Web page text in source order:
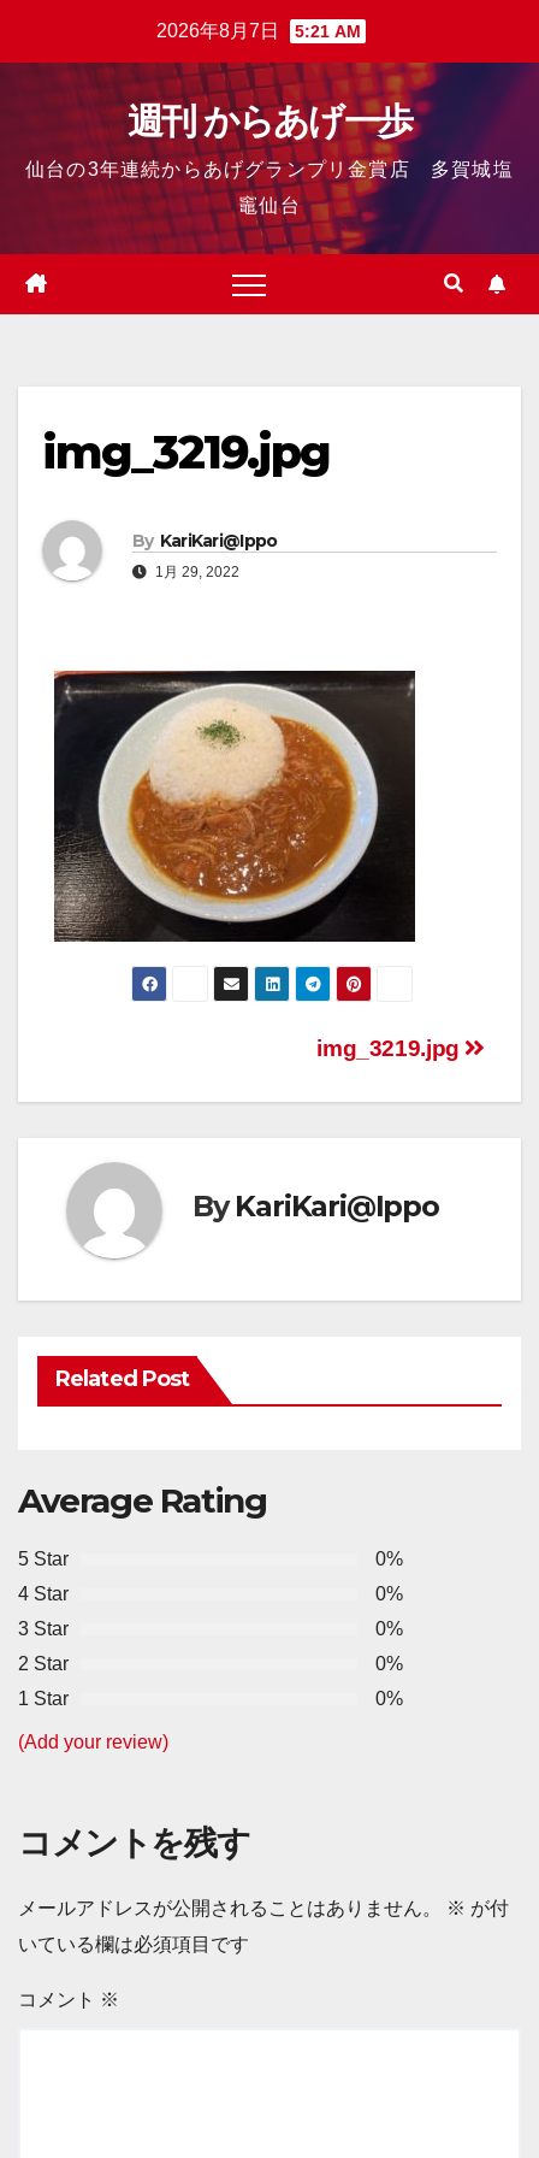
2026年8月7日 5:21 AM
週刊 からあげ一歩
仙台の3年連続からあげグランプリ金賞店 多賀城塩
竈仙台
img_3219.jpg
By KariKari@Ippo
1月 29, 2022
img_3219.jpg
ByKariKari@Ippo
Related Post
Average Rating
5 Star
0%
4 Star
0%
3 Star
0%
2 Star
0%
1 Star
0%
(Add your review)
コメントを残す
メールアドレスが公開されることはありません。 ※ が付
いている欄は必須項目です
コメント ※